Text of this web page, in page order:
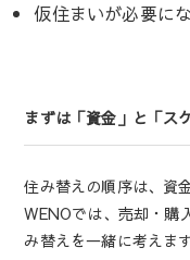
仮住まいが必要に
まずは「資金」と「ス
住み替えの順序は、資
WENOでは、売却・購
み替えを一緒に考えます